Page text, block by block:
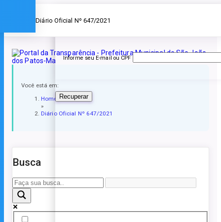
» Diário Oficial Nº 647/2021
Você está em:
Home
»
Diário Oficial Nº 647/2021
Busca
Informe seu E-mail ou CPF
Recuperar